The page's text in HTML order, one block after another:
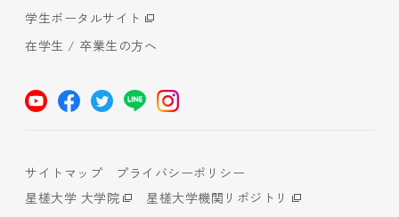
学生ポータルサイト
在学生 / 卒業生の方へ
サイトマップ
プライバシーポリシー
星槎大学 大学院
星槎大学機関リポジトリ